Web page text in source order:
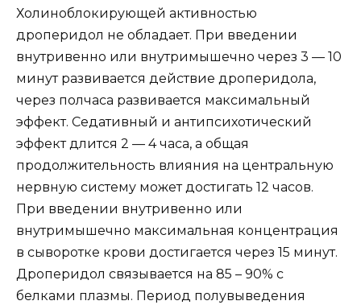
Холиноблокирующей активностью
дроперидол не обладает. При введении
внутривенно или внутримышечно через 3 — 10
минут развивается действие дроперидола,
через полчаса развивается максимальный
эффект. Седативный и антипсихотический
эффект длится 2 — 4 часа, а общая
продолжительность влияния на центральную
нервную систему может достигать 12 часов.
При введении внутривенно или
внутримышечно максимальная концентрация
в сыворотке крови достигается через 15 минут.
Дроперидол связывается на 85 – 90% с
белками плазмы. Период полувыведения